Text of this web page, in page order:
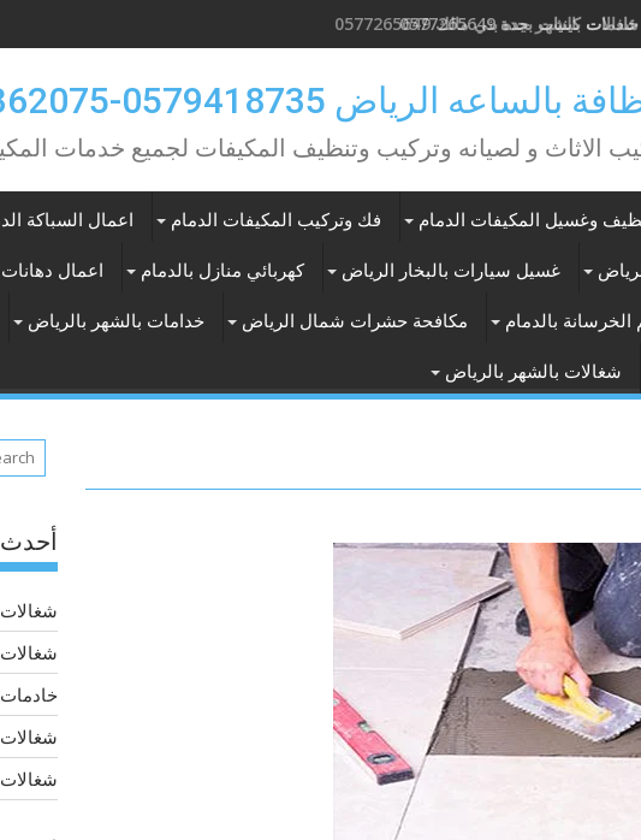
خادمات كينيات بجدة 0577265649
الرياض 0579418735-0549362075
الاثاث و لصيانه وتركيب وتنظيف المكيفات لجميع خدمات
وغسيل المكيفات الدمام فك وتركيب المكيفات الدمام اعمال السباكة
غسيل سيارات بالبخار الرياض كهربائي منازل بالدمام اعمال دهانات
بالدمام مكافحة حشرات شمال الرياض خدامات بالشهر بالرياض
شغالات بالشهر بالرياض
أحدث
شغالات
شغالات
خادمات
شغالات
شغالات